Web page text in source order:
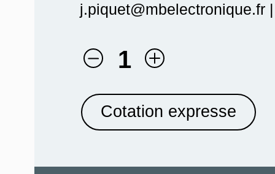
j.piquet@mbelectronique.fr
1
Cotation expresse